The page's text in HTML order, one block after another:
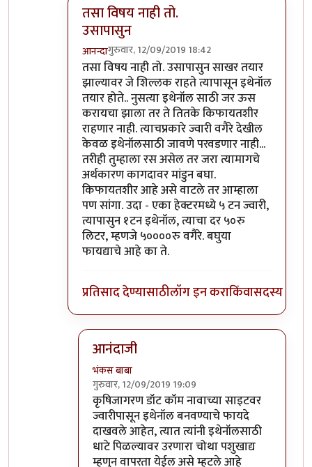
तसा विषय नाही तो.
उसापासुन
आनन्दागुरुवार, 12/09/2019 18:42
In reply toआनंदाजीbyभंकस बाबा
तसा विषय नाही तो. उसापासुन साखर तयार
झाल्यावर जे शिल्लक राहते त्यापासून इथेनॉल
तयार होते.. नुसत्या इथेनॉल साठी जर ऊस
करायचा झाला तर ते तितके किफायतशीर
राहणार नाही. त्याचप्रकारे ज्वारी वगैरे देखील
केवळ इथेनॉलसाठी जावणे परवडणार नाही...
तरीही तुम्हाला रस असेल तर जरा त्यामागचे
अर्थकारण कागदावर मांडुन बघा.
किफायतशीर आहे असे वाटले तर आम्हाला
पण सांगा. उदा - एका हेक्टरमध्ये ५ टन ज्वारी,
त्यापासुन १टन इथेनॉल, त्याचा दर ५०रु
लिटर, म्हणजे ५००००रु वगैरे. बघुया
फायद्याचे आहे का ते.
प्रतिसाद देण्यासाठीलॉग इन कराकिंवासदस्य व्हा
आनंदाजी
भंकस बाबा
गुरुवार, 12/09/2019 19:09
In reply toतसा विषय नाही तो. उसापासुन
कृषिजागरण डॉट कॉम नावाच्या साइटवर
ज्वारीपासून इथेनॉल बनवण्याचे फायदे
दाखवले आहेत, त्यात त्यांनी इथेनॉलसाठी
धाटे पिळल्यावर उरणारा चोथा पशुखाद्य
म्हणुन वापरता येईल असे म्हटले आहे